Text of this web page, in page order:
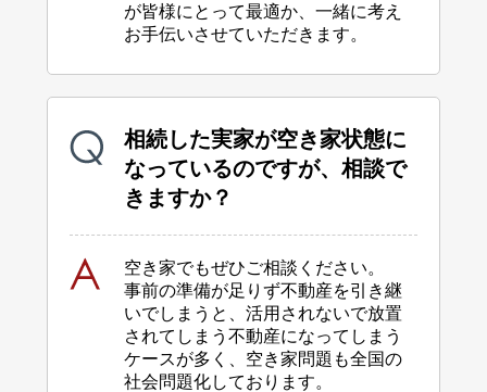
が皆様にとって最適か、一緒に考え
お手伝いさせていただきます。
相続した実家が空き家状態に
なっているのですが、相談で
きますか？
空き家でもぜひご相談ください。
事前の準備が足りず不動産を引き継
いでしまうと、活用されないで放置
されてしまう 不動産になってしまう
ケースが多く、空き家問題も全国の
社会問題化しております。